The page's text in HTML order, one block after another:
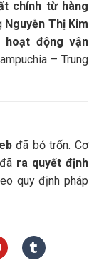
chính từ hàng
Nguyễn Thị Kim
hoạt động vận
– Trung
đã bỏ trốn. Cơ
ra quyết định
quy định pháp